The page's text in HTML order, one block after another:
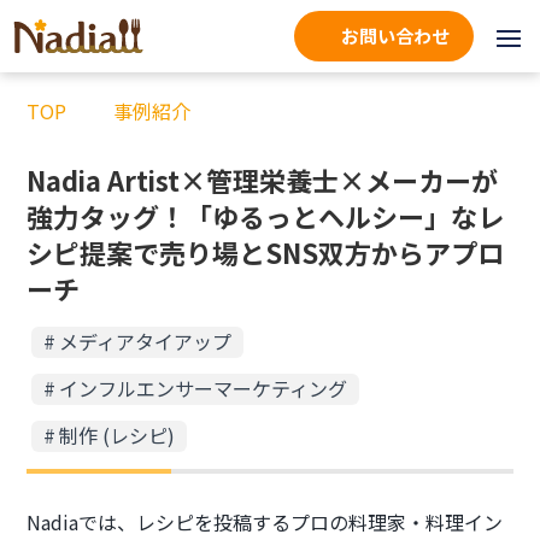
お問い合わせ
TOP 事例紹介
Nadia Artist×管理栄養士×メーカーが
強力タッグ！「ゆるっとヘルシー」なレ
シピ提案で売り場とSNS双方からアプロ
ーチ
メディアタイアップ
インフルエンサーマーケティング
制作 (レシピ)
Nadiaでは、レシピを投稿するプロの料理家・料理イン